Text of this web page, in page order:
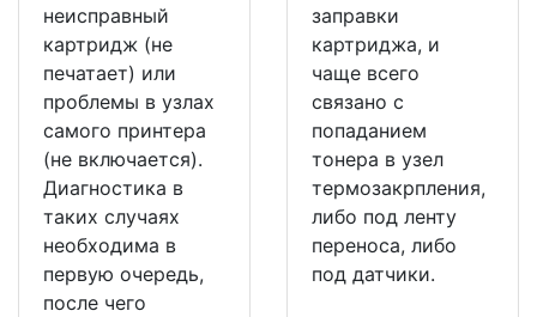
неисправный
картридж (не
печатает) или
проблемы в узлах
самого принтера
(не включается).
Диагностика в
таких случаях
необходима в
первую очередь,
после чего
заправки
картриджа, и
чаще всего
связано с
попаданием
тонера в узел
термозакрпления,
либо под ленту
переноса, либо
под датчики.